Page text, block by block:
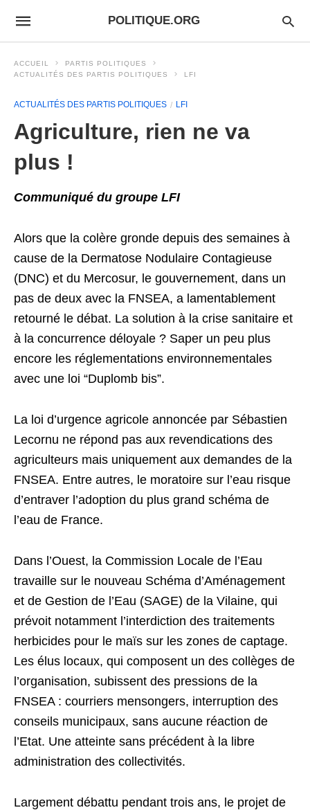
POLITIQUE.ORG
ACCUEIL
PARTIS POLITIQUES
ACTUALITÉS DES PARTIS POLITIQUES
LFI
ACTUALITÉS DES PARTIS POLITIQUES LFI
Agriculture, rien ne va
plus !
Communiqué du groupe LFI
Alors que la colère gronde depuis des semaines à
cause de la Dermatose Nodulaire Contagieuse
(DNC) et du Mercosur, le gouvernement, dans un
pas de deux avec la FNSEA, a lamentablement
retourné le débat. La solution à la crise sanitaire et
à la concurrence déloyale ? Saper un peu plus
encore les réglementations environnementales
avec une loi “Duplomb bis”.
La loi d’urgence agricole annoncée par Sébastien
Lecornu ne répond pas aux revendications des
agriculteurs mais uniquement aux demandes de la
FNSEA. Entre autres, le moratoire sur l’eau risque
d’entraver l’adoption du plus grand schéma de
l’eau de France.
Dans l’Ouest, la Commission Locale de l’Eau
travaille sur le nouveau Schéma d’Aménagement
et de Gestion de l’Eau (SAGE) de la Vilaine, qui
prévoit notamment l’interdiction des traitements
herbicides pour le maïs sur les zones de captage.
Les élus locaux, qui composent un des collèges de
l’organisation, subissent des pressions de la
FNSEA : courriers mensongers, interruption des
conseils municipaux, sans aucune réaction de
l’Etat. Une atteinte sans précédent à la libre
administration des collectivités.
Largement débattu pendant trois ans, le projet de